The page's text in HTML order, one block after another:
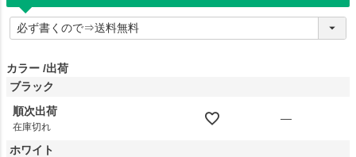
(
必
須
カラー 出荷
ブラック
順次出荷
在庫切れ
—
ホワイト